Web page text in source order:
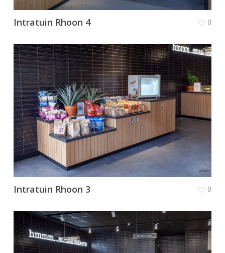
Intratuin Rhoon 4 0
Intratuin Rhoon 3 0